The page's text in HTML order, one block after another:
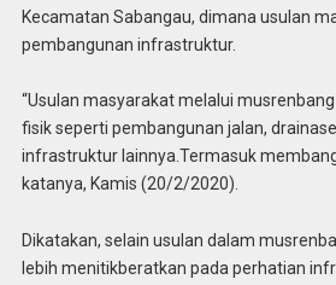
Kecamatan Sabangau, dimana usulan
pembangunan infrastruktur.
“Usulan masyarakat melalui
fisik seperti pembangunan jalan,
infrastruktur lainnya.Termasuk
katanya, Kamis (20/2/2020).
Dikatakan, selain usulan dalam
lebih menitikberatkan pada perhatian